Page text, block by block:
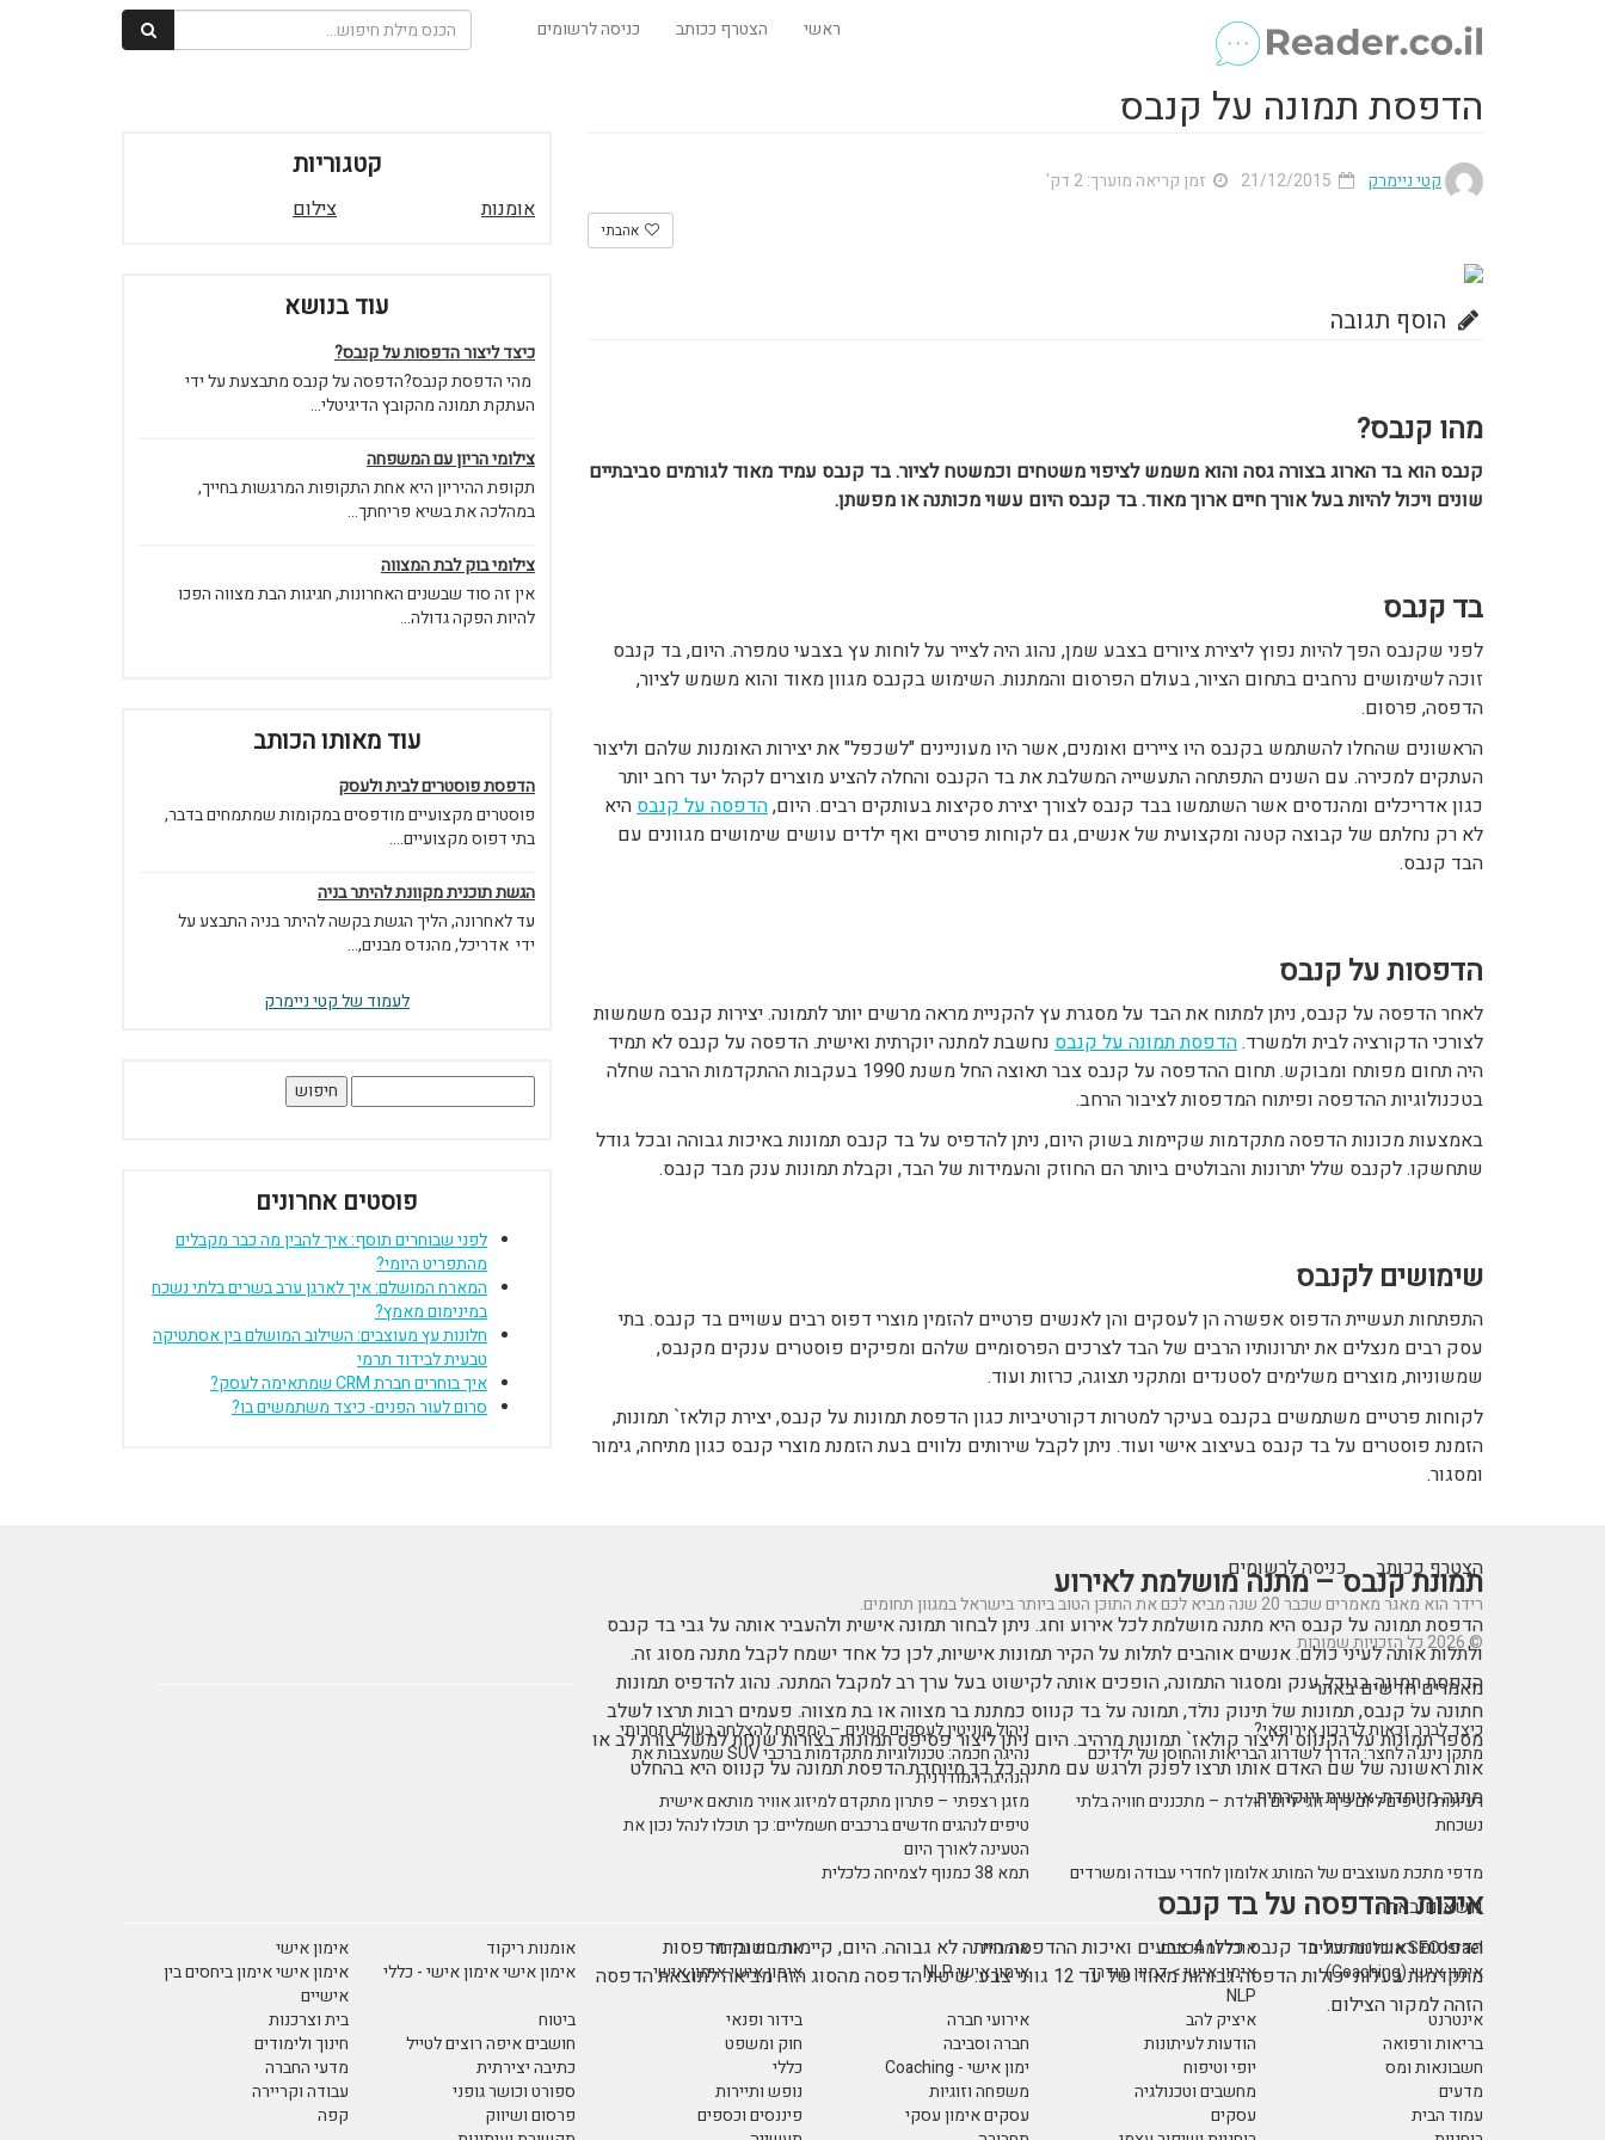
ראשי הצטרף ככותב כניסה לרשומים
הדפסת תמונה על קנבס
קטי ניימרק זמן קריאה מוערך: 2 דק'
אהבתי
מהו קנבס?
קנבס הוא בד הארוג בצורה גסה והוא משמש לציפוי משטחים וכמשטח לציור. בד קנבס עמיד מאוד לגורמים סביבתיים
שונים ויכול להיות בעל אורך חיים ארוך מאוד. בד קנבס היום עשוי מכותנה או מפשתן.
בד קנבס
לפני שקנבס הפך להיות נפוץ ליצירת ציורים בצבע שמן, נהוג היה לצייר על לוחות עץ בצבעי טמפרה. היום, בד קנבס
זוכה לשימושים נרחבים בתחום הציור, בעולם הפרסום והמתנות. השימוש בקנבס מגוון מאוד והוא משמש לציור,
הדפסה, פרסום.
הראשונים שהחלו להשתמש בקנבס היו ציירים ואומנים, אשר היו מעוניינים "לשכפל" את יצירות האומנות שלהם וליצור
העתקים למכירה. עם השנים התפתחה התעשייה המשלבת את בד הקנבס והחלה להציע מוצרים לקהל יעד רחב יותר
כגון אדריכלים ומהנדסים אשר השתמשו בבד קנבס לצורך יצירת סקיצות בעותקים רבים. היום,הדפסה על קנבסהיא
לא רק נחלתם של קבוצה קטנה ומקצועית של אנשים, גם לקוחות פרטיים ואף ילדים עושים שימושים מגוונים עם
הבד קנבס.
הדפסות על קנבס
לאחר הדפסה על קנבס, ניתן למתוח את הבד על מסגרת עץ להקניית מראה מרשים יותר לתמונה. יצירות קנבס משמשות
לצורכי הדקורציה לבית ולמשרד.הדפסת תמונה על קנבס נחשבת למתנה יוקרתית ואישית. הדפסה על קנבס לא תמיד
היה תחום מפותח ומבוקש. תחום ההדפסה על קנבס צבר תאוצה החל משנת 1990 בעקבות ההתקדמות הרבה שחלה
בטכנולוגיות ההדפסה ופיתוח המדפסות לציבור הרחב.
באמצעות מכונות הדפסה מתקדמות שקיימות בשוק היום, ניתן להדפיס על בד קנבס תמונות באיכות גבוהה ובכל גודל
שתחשקו. לקנבס שלל יתרונות והבולטים ביותר הם החוזק והעמידות של הבד, וקבלת תמונות ענק מבד קנבס.
שימושים לקנבס
התפתחות תעשיית הדפוס אפשרה הן לעסקים והן לאנשים פרטיים להזמין מוצרי דפוס רבים עשויים בד קנבס. בתי
עסק רבים מנצלים את יתרונותיו הרבים של הבד לצרכים הפרסומיים שלהם ומפיקים פוסטרים ענקים מקנבס,
שמשוניות, מוצרים משלימים לסטנדים ומתקני תצוגה, כרזות ועוד.
לקוחות פרטיים משתמשים בקנבס בעיקר למטרות דקורטיביות כגון הדפסת תמונות על קנבס, יצירת קולאז` תמונות,
הזמנת פוסטרים על בד קנבס בעיצוב אישי ועוד. ניתן לקבל שירותים נלווים בעת הזמנת מוצרי קנבס כגון מתיחה, גימור
ומסגור.
תמונת קנבס – מתנה מושלמת לאירוע
הדפסת תמונה על קנבס היא מתנה מושלמת לכל אירוע וחג. ניתן לבחור תמונה אישית ולהעביר אותה על גבי בד קנבס
ולתלות אותה לעיני כולם. אנשים אוהבים לתלות על הקיר תמונות אישיות, לכן כל אחד ישמח לקבל מתנה מסוג זה.
הדפסת תמונה בגודל ענק ומסגור התמונה, הופכים אותה לקישוט בעל ערך רב למקבל המתנה. נהוג להדפיס תמונות
חתונה על קנבס, תמונות של תינוק נולד, תמונה על בד קנווס כמתנת בר מצווה או בת מצווה. פעמים רבות תרצו לשלב
מספר תמונות על הקנווס וליצור קולאז` תמונות מרהיב. היום ניתן ליצור פסיפס תמונות בצורות שונות למשל צורת לב או
אות ראשונה של שם האדם אותו תרצו לפנק ולרגש עם מתנה כל כך מיוחדת.הדפסת תמונה על קנווס היא בהחלט
מתנה מיוחדת, אישית ויוקרתית.
איכות ההדפסה על בד קנבס
הדפסות ראשונות על בד קנבס כללו 4 צבעים ואיכות ההדפסה הייתה לא גבוהה. היום, קיימות בשוק מדפסות
מתקדמות בעלות יכולות הדפסה גבוהות מאוד של עד 12 גווני צבע. שיטת הדפסה מהסוג הזה מביאה לתוצאת הדפסה
הזהה למקור הצילום.
הוסף תגובה
קטגוריות
אומנות צילום
עוד בנושא
כיצד ליצור הדפסות על קנבס?
מהי הדפסת קנבס?הדפסה על קנבס מתבצעת על ידי
העתקת תמונה מהקובץ הדיגיטלי...
צילומי הריון עם המשפחה
תקופת ההיריון היא אחת התקופות המרגשות בחייך,
במהלכה את בשיא פריחתך...
צילומי בוק לבת המצווה
אין זה סוד שבשנים האחרונות, חגיגות הבת מצווה הפכו
להיות הפקה גדולה...
עוד מאותו הכותב
הדפסת פוסטרים לבית ולעסק
פוסטרים מקצועיים מודפסים במקומות שמתמחים בדבר,
בתי דפוס מקצועיים....
הגשת תוכנית מקוונת להיתר בניה
עד לאחרונה, הליך הגשת בקשה להיתר בניה התבצע על
ידי אדריכל, מהנדס מבנים,...
לעמוד של קטי ניימרק
פוסטים אחרונים
לפני שבוחרים תוסף: איך להבין מה כבר מקבלים
מהתפריט היומי?
המארח המושלם: איך לארגן ערב בשרים בלתי נשכח
במינימום מאמץ?
חלונות עץ מעוצבים: השילוב המושלם בין אסתטיקה
טבעית לבידוד תרמי
איך בוחרים חברת CRM שמתאימה לעסק?
סרום לעור הפנים- כיצד משתמשים בו?
הצטרף ככותב כניסה לרשומים
רידר הוא מאגר מאמרים שכבר 20 שנה מביא לכם את התוכן הטוב ביותר בישראל במגוון תחומים.
© 2026 כל הזכויות שמורות
מאמרים חדשים באתר
כיצד לברר זכאות לדרכון אירופאי?
ניהול מוניטין לעסקים קטנים – המפתח להצלחה בעולם תחרותי
מתקן נינג'ה לחצר: הדרך לשדרוג הבריאות והחוסן של ילדיכם
נהיגה חכמה: טכנולוגיות מתקדמות ברכבי SUV שמעצבות את
הנהיגה המודרנית
רעיונות וטיפים ליום כיף זוגי ליום הולדת – מתכננים חוויה בלתי
נשכחת
מזגן רצפתי – פתרון מתקדם למיזוג אוויר מותאם אישית
טיפים לנהגים חדשים ברכבים חשמליים: כך תוכלו לנהל נכון את
הטעינה לאורך היום
מדפי מתכת מעוצבים של המותג אלומון לחדרי עבודה ומשרדים
תמא 38 כמנוף לצמיחה כלכלית
נושאים באתר
SEO Israel אוכל ומתכונים אוכל ומתכונים אומנות אומנות ובידור אומנות ריקוד
אימון אישי
אימון אישי (Coaching)
אימון אישי > דמיון מודרך -
NLP
אימון אישי NLP אימון אישי אימון אישי אימון אישי אימון אישי - כללי
אימון אישי אימון ביחסים בין
אישיים
אינטרנט
איציק להב אירועי חברה בידור ופנאי ביטוח
בית וצרכנות
בריאות ורפואה
הודעות לעיתונות חברה וסביבה חוק ומשפט חושבים איפה רוצים לטייל
חינוך ולימודים
חשבונאות ומס
יופי וטיפוח ימון אישי - Coaching כללי כתיבה יצירתית
מדעי החברה
מדעים
מחשבים וטכנולגיה משפחה וזוגיות נופש ותיירות ספורט וכושר גופני
עבודה וקריירה
עמוד הבית
עסקים עסקים אימון עסקי פיננסים וכספים פרסום ושיווק
קפה